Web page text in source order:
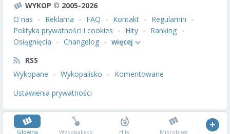
WYKOP © 2005-2026
O nas
Reklama FAQ Kontakt
Regulamin
Polityka prywatności i cookies
Hity
Ranking
Osiągnięcia
Changelog
więcej
RSS
Wykopane
Wykopalisko
Komentowane
Ustawienia prywatności
Główna Wykopalisko Hity Mikroblog